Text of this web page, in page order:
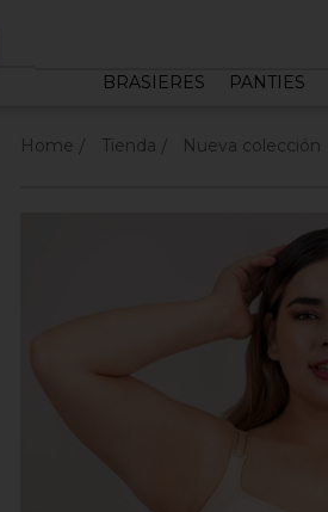
BRASIERES
PANTIES
Home Tienda Nueva colección